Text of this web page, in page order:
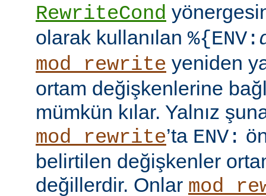
RewriteCond
olarak kullanılan %{ENV:
mod_rewrite yeniden
ortam değişkenlerine
mümkün kılar. Yalnız
mod_rewrite’ta ENV:
belirtilen değişkenler
değillerdir. Onlar